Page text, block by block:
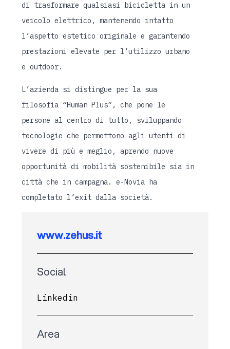
di trasformare qualsiasi bicicletta in un
veicolo elettrico, mantenendo intatto
l’aspetto estetico originale e garantendo
prestazioni elevate per l’utilizzo urbano
e outdoor.
L’azienda si distingue per la sua
filosofia “Human Plus”, che pone le
persone al centro di tutto, sviluppando
tecnologie che permettono agli utenti di
vivere di più e meglio, aprendo nuove
opportunità di mobilità sostenibile sia in
città che in campagna. e-Novia ha
completato l’exit dalla società.
www.zehus.it
Social
Linkedin
Area